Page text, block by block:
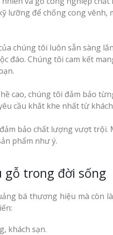
lưỡng để chống cong
chúng tôi luôn sẵn sàng
đáo. Chúng tôi cam kết
cao, chúng tôi đảm bảo
cầu khắt khe nhất từ
bảo chất lượng vượt trội.
phẩm như ý.
gỗ trong đời sống
bá thương hiệu mà còn
khách sạn.
Bảng Hiệu
Tầm Thương
Led Vẫy Giá
Pháp Hiệu
Đèn Quảng
Led Chạy Chữ
Nghệ An
Chuyên
Vinh Nghệ
lực tại